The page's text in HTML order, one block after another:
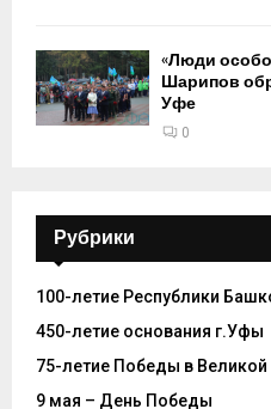
«Люди
Шарипов
Уфе
0
Рубрики
100-летие Республики
450-летие основания г.Уфы
75-летие Победы в Великой
9 мая – День Победы